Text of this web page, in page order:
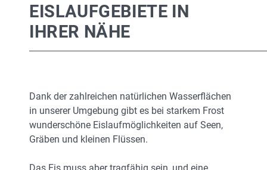
EISLAUFGEBIETE IN
IHRER NÄHE
Dank der zahlreichen natürlichen Wasserflächen
in unserer Umgebung gibt es bei starkem Frost
wunderschöne Eislaufmöglichkeiten auf Seen,
Gräben und kleinen Flüssen.
Das Eis muss aber tragfähig sein, und eine